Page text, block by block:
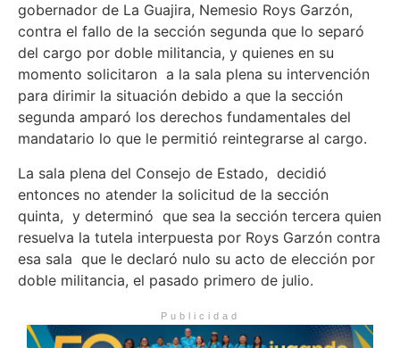
gobernador de La Guajira, Nemesio Roys Garzón,
contra el fallo de la sección segunda que lo separó
del cargo por doble militancia, y quienes en su
momento solicitaron a la sala plena su intervención
para dirimir la situación debido a que la sección
segunda amparó los derechos fundamentales del
mandatario lo que le permitió reintegrarse al cargo.
La sala plena del Consejo de Estado, decidió
entonces no atender la solicitud de la sección
quinta, y determinó que sea la sección tercera quien
resuelva la tutela interpuesta por Roys Garzón contra
esa sala que le declaró nulo su acto de elección por
doble militancia, el pasado primero de julio.
Publicidad